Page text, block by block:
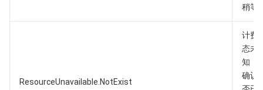
稍等
ResourceUnavailable.NotExist
计费
态未
知，
确认